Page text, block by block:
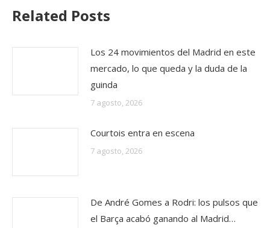
Related Posts
Los 24 movimientos del Madrid en este
mercado, lo que queda y la duda de la
guinda
7 agosto, 2026
Courtois entra en escena
7 agosto, 2026
De André Gomes a Rodri: los pulsos que
el Barça acabó ganando al Madrid…